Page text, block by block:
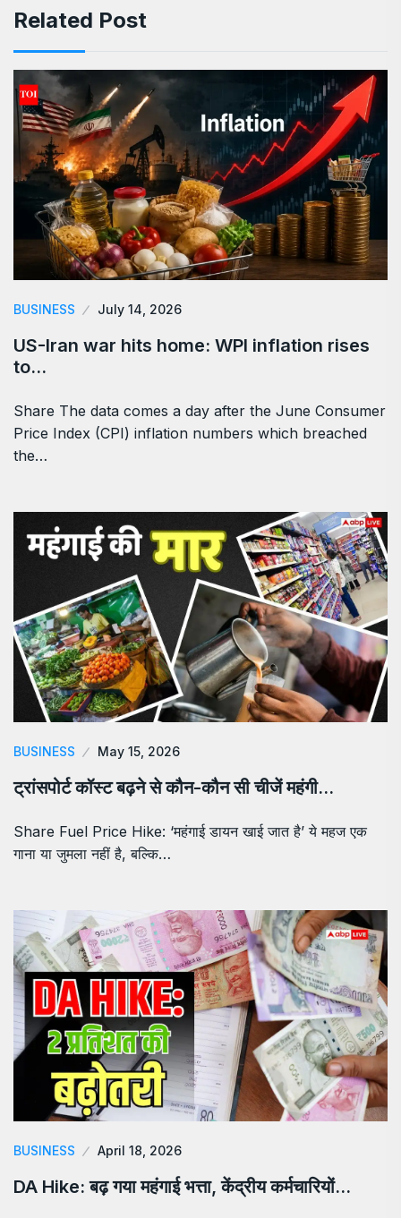
Related Post
BUSINESS July 14, 2026
US-Iran war hits home: WPI inflation rises
to…
Share The data comes a day after the June Consumer
Price Index (CPI) inflation numbers which breached
the…
BUSINESS May 15, 2026
ट्रांसपोर्ट कॉस्ट बढ़ने से कौन-कौन सी चीजें महंगी…
Share Fuel Price Hike: ‘महंगाई डायन खाई जात है’ ये महज एक
गाना या जुमला नहीं है, बल्कि…
BUSINESS April 18, 2026
DA Hike: बढ़ गया महंगाई भत्ता, केंद्रीय कर्मचारियों…